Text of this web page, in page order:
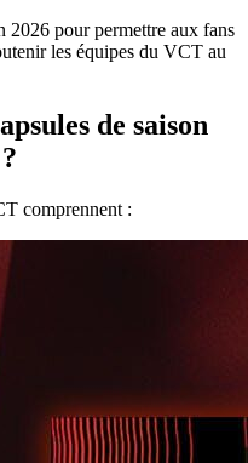
2026 pour permettre aux fans
les équipes du VCT au
de saison
comprennent :